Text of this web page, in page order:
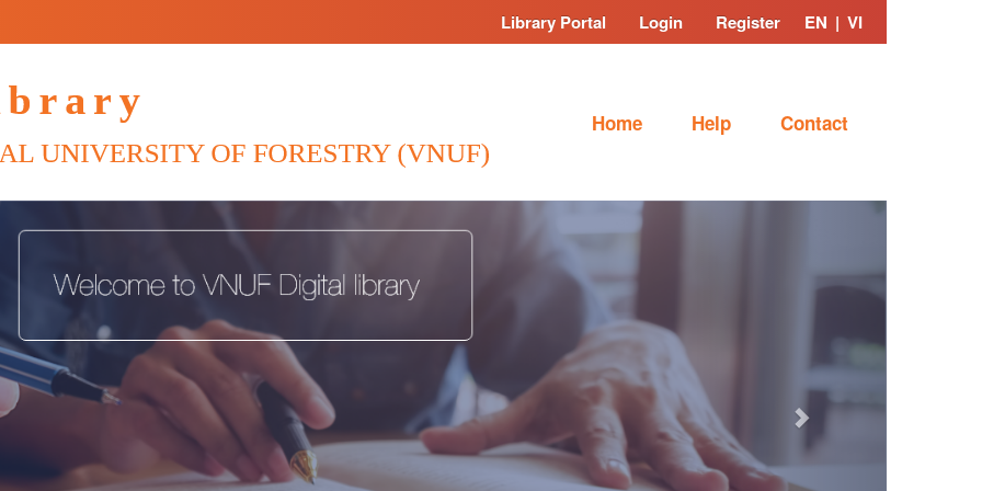
Library Portal Login Register EN | VI
Home Help Contact